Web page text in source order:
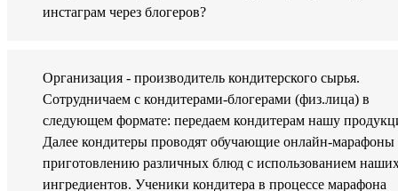
инстаграм через блогеров?
Организация - производитель кондитерского сырья.
Сотрудничаем с кондитерами-блогерами (физ.лица) в
следующем формате: передаем кондитерам нашу
Далее кондитеры проводят обучающие онлайн-марафоны
приготовлению различных блюд с использованием
ингредиентов. Ученики кондитера в процессе марафона